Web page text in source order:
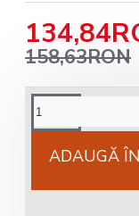
158,63RON
ADAUGĂ
Cost